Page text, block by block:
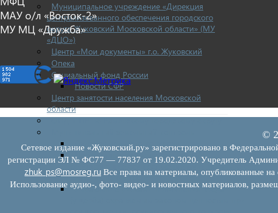
Муниципальное учреждение «Дирекция
централизованного обеспечения городского
округа Жуковский Московской области» (МУ
«ДЦО»)
Центр «Мои документы» г.о. Жуковский
Опека
Социальный фонд России
Новости СФР
Центр занятости населения Московской
области
ОНД и ПР по Раменскому городскому округу
Отдел земельного контроля
Нормативно-правовые акты (НПА),
регулирующие осуществление муниципального
земельного контроля
Управление рисками причинения вреда
МАУ о/л «Восток-2»
МУ МЦ «Дружба»
©
Сетевое издание «Жуковский.ру» зарегистрировано в
регистрации ЭЛ № ФС77 — 77837 от 19.02.2020. Учредитель
zhuk_ps@mosreg.ru Все права на материалы, опубликованные
Использование аудио-, фото- видео- и новостных материалов,